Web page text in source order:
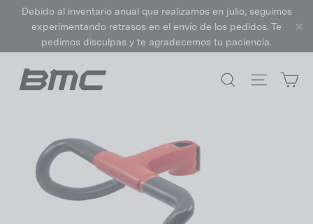
directamente
contenido
Debido al inventario anual que realizamos en julio, seguimos
experimentando retrasos en el envío de los pedidos. Te
pedimos disculpas y te agradecemos tu paciencia.
Buscar